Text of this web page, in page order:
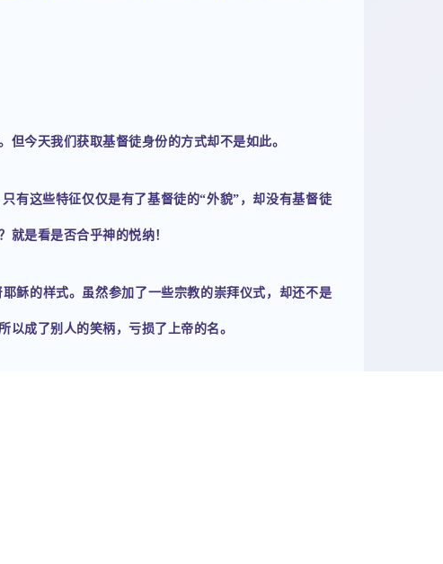
今天我们获取基督徒身份的方式却不是如此。
有这些特征仅仅是有了基督徒的“外貌”，却没有基督徒
就是看是否合乎神的悦纳！
稣的样式。虽然参加了一些宗教的崇拜仪式，却还不是
成了别人的笑柄，亏损了上帝的名。